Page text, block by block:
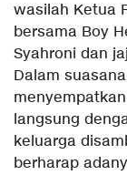
wasilah Ketua
bersama Boy
Syahroni dan
Dalam
langsung
keluarga
berharap